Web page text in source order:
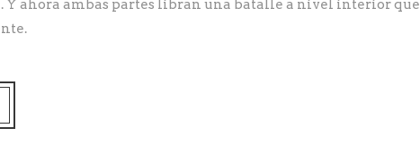
Y ahora ambas partes libran una batalle a nivel interior que